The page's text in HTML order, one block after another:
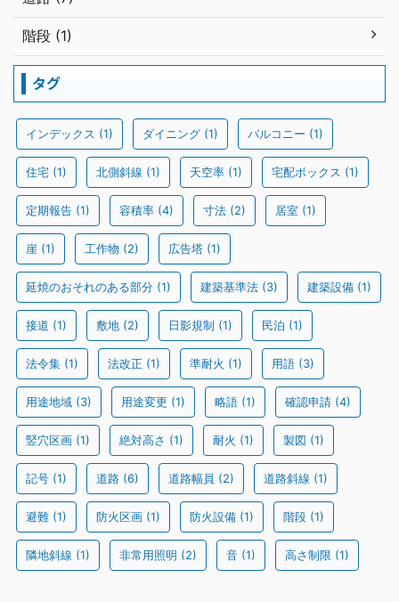
階段 (1)
タグ
インデックス (1) ダイニング (1) バルコニー (1)
住宅 (1) 北側斜線 (1) 天空率 (1) 宅配ボックス (1)
定期報告 (1) 容積率 (4) 寸法 (2) 居室 (1)
崖 (1) 工作物 (2) 広告塔 (1)
延焼のおそれのある部分 (1) 建築基準法 (3) 建築設備 (1)
接道 (1) 敷地 (2) 日影規制 (1) 民泊 (1)
法令集 (1) 法改正 (1) 準耐火 (1) 用語 (3)
用途地域 (3) 用途変更 (1) 略語 (1) 確認申請 (4)
竪穴区画 (1) 絶対高さ (1) 耐火 (1) 製図 (1)
記号 (1) 道路 (6) 道路幅員 (2) 道路斜線 (1)
避難 (1) 防火区画 (1) 防火設備 (1) 階段 (1)
隣地斜線 (1) 非常用照明 (2) 音 (1) 高さ制限 (1)